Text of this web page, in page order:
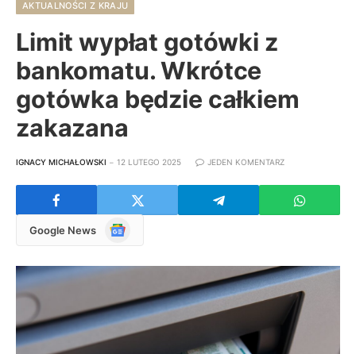
AKTUALNOŚCI Z KRAJU
Limit wypłat gotówki z
bankomatu. Wkrótce
gotówka będzie całkiem
zakazana
IGNACY MICHAŁOWSKI 12 LUTEGO 2025 JEDEN KOMENTARZ
Google News
Google